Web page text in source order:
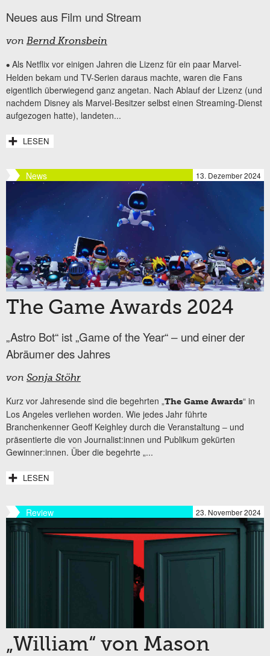
Neues aus Film und Stream
von Bernd Kronsbein
• Als Netflix vor einigen Jahren die Lizenz für ein paar Marvel-
Helden bekam und TV-Serien daraus machte, waren die Fans
eigentlich überwiegend ganz angetan. Nach Ablauf der Lizenz (und
nachdem Disney als Marvel-Besitzer selbst einen Streaming-Dienst
aufgezogen hatte), landeten...
LESEN
News 13. Dezember 2024
The Game Awards 2024
„Astro Bot“ ist „Game of the Year“ ‒ und einer der
Abräumer des Jahres
von Sonja Stöhr
Kurz vor Jahresende sind die begehrten „The Game Awards“ in
Los Angeles verliehen worden. Wie jedes Jahr führte
Branchenkenner Geoff Keighley durch die Veranstaltung ‒ und
präsentierte die von Journalist:innen und Publikum gekürten
Gewinner:innen. Über die begehrte „...
LESEN
Review 23. November 2024
„William“ von Mason